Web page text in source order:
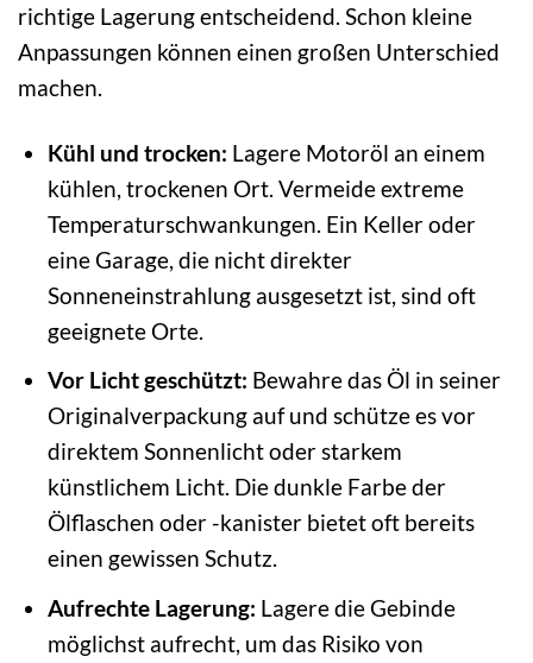
richtige Lagerung entscheidend. Schon kleine
Anpassungen können einen großen Unterschied
machen.
Kühl und trocken: Lagere Motoröl an einem
kühlen, trockenen Ort. Vermeide extreme
Temperaturschwankungen. Ein Keller oder
eine Garage, die nicht direkter
Sonneneinstrahlung ausgesetzt ist, sind oft
geeignete Orte.
Vor Licht geschützt: Bewahre das Öl in seiner
Originalverpackung auf und schütze es vor
direktem Sonnenlicht oder starkem
künstlichem Licht. Die dunkle Farbe der
Ölflaschen oder -kanister bietet oft bereits
einen gewissen Schutz.
Aufrechte Lagerung: Lagere die Gebinde
möglichst aufrecht, um das Risiko von